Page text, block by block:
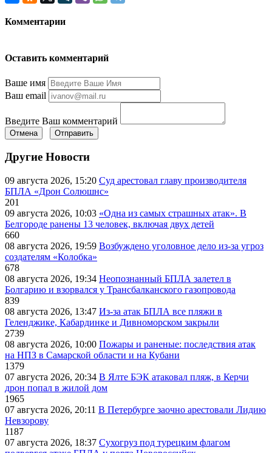
Комментарии
Оставить комментарий
Ваше имя
Ваш email
Введите Ваш комментарий
Отмена Отправить
Другие Новости
09 августа 2026, 15:20 Суд арестовал главу производителя
БПЛА «Дрон Солюшнс»
201
09 августа 2026, 10:03 «Одна из самых страшных атак». В
Белгороде ранены 13 человек, включая двух детей
660
08 августа 2026, 19:59 Возбуждено уголовное дело из-за угроз
создателям «Колобка»
678
08 августа 2026, 19:34 Неопознанный БПЛА залетел в
Болгарию и взорвался у Трансбалканского газопровода
839
08 августа 2026, 13:47 Из-за атак БПЛА все пляжи в
Геленджике, Кабардинке и Дивноморском закрыли
2739
08 августа 2026, 10:00 Пожары и раненые: последствия атак
на НПЗ в Самарской области и на Кубани
1379
07 августа 2026, 20:34 В Ялте БЭК атаковал пляж, в Керчи
дрон попал в жилой дом
1965
07 августа 2026, 20:11 В Петербурге заочно арестовали Лидию
Невзорову
1187
07 августа 2026, 18:37 Сухогруз под турецким флагом